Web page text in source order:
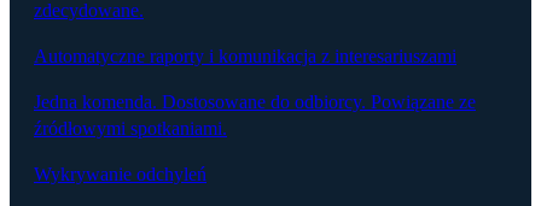
zdecydowane.
Automatyczne raporty i komunikacja z interesariuszami
Jedna komenda. Dostosowane do odbiorcy. Powiązane ze
źródłowymi spotkaniami.
Wykrywanie odchyleń